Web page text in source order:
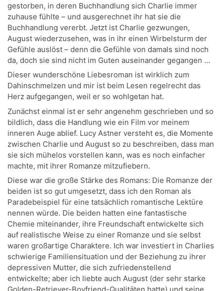
gestorben, in deren Buchhandlung sich Charlie immer
zuhause fühlte – und ausgerechnet ihr hat sie die
Buchhandlung vererbt. Jetzt ist Charlie gezwungen,
August wiederzusehen, was in ihr einen Wirbelsturm der
Gefühle auslöst – denn die Gefühle von damals sind noch
da, doch sie sind nicht im Guten auseinander gegangen …
Dieser wunderschöne Liebesroman ist wirklich zum
Dahinschmelzen und mir ist beim Lesen regelrecht das
Herz aufgegangen, weil er so wohlgetan hat.
Zunächst einmal ist er sehr angenehm geschrieben und so
bildlich, dass die Handlung wie ein Film vor meinem
inneren Auge ablief. Lucy Astner versteht es, die Momente
zwischen Charlie und August so zu beschreiben, dass man
sie sich mühelos vorstellen kann, was es noch einfacher
machte, mit ihrer Romanze mitzufiebern.
Diese war die große Stärke des Romans: Die Romanze der
beiden ist so gut umgesetzt, dass ich den Roman als
Paradebeispiel für eine tatsächlich romantische Lektüre
nennen würde. Die beiden hatten eine fantastische
Chemie miteinander, ihre Freundschaft entwickelte sich
auf realistische Weise zu einer Romanze und sie selbst
waren großartige Charaktere. Ich war investiert in Charlies
schwierige Familiensituation und der Beziehung zu ihrer
depressiven Mutter, die sich zufriedenstellend
entwickelte; aber ich liebte auch August (der sehr starke